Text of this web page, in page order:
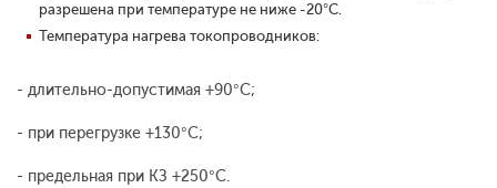
разрешена при температуре не ниже -20°С.
Температура нагрева токопроводников:
- длительно-допустимая +90°С;
- при перегрузке +130°С;
- предельная при КЗ +250°С.